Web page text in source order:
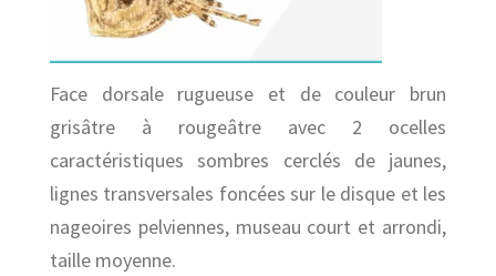
Face dorsale rugueuse et de couleur brun
grisâtre à rougeâtre avec 2 ocelles
caractéristiques sombres cerclés de jaunes,
lignes transversales foncées sur le disque et les
nageoires pelviennes, museau court et arrondi,
taille moyenne.